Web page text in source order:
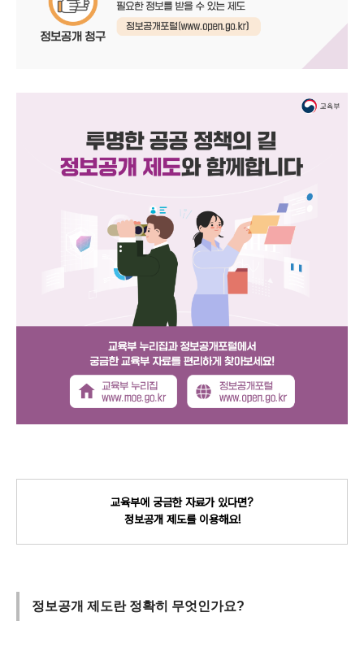
교육부에 궁금한 자료가 있다면?
정보공개 제도를 이용해요!
정보공개 제도란 정확히 무엇인가요?